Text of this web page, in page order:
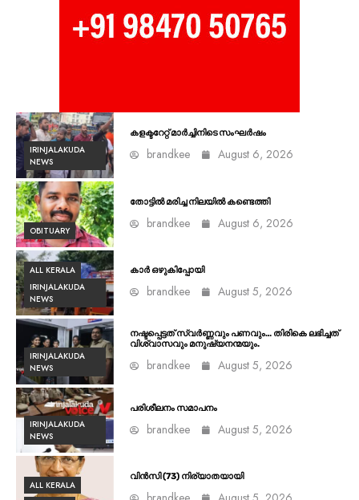
IRINJALAKUDA
NEWS
കളക്ടറേറ്റ് മാർച്ചിനിടെ സംഘർഷം
brandkee August 6, 2026
OBITUARY
തോട്ടിൽ മരിച്ച നിലയിൽ കണ്ടെത്തി
brandkee August 6, 2026
ALL KERALA
IRINJALAKUDA
NEWS
കാർ ഒഴുകിപ്പോയി
brandkee August 5, 2026
IRINJALAKUDA
NEWS
നഷ്ടപ്പെട്ടത് സ്വർണ്ണവും പണവും… തിരികെ ലഭിച്ചത്
വിശ്വാസവും മനുഷ്യനന്മയും.
brandkee August 5, 2026
IRINJALAKUDA
NEWS
പരിശീലനം സമാപനം
brandkee August 5, 2026
ALL KERALA
വിൻസി (73) നിര്യാതയായി